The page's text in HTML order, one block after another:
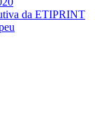
da ETIPRINT